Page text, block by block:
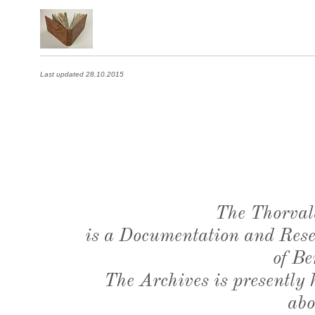
Last updated 28.10.2015
The
is a Documentation and
of
The Archives is presently